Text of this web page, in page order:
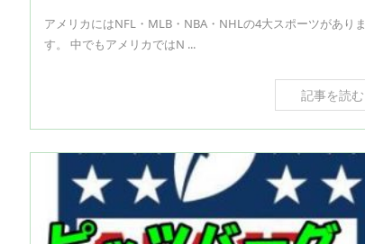
アメリカにはNFL・MLB・NBA・NHLの4大スポーツがありま
す。 中でもアメリカではN ...
記事を読む